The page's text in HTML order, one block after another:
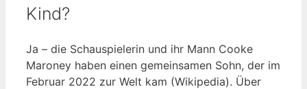
Kind?
Ja – die Schauspielerin und ihr Mann Cooke
Maroney haben einen gemeinsamen Sohn, der im
Februar 2022 zur Welt kam (Wikipedia). Über